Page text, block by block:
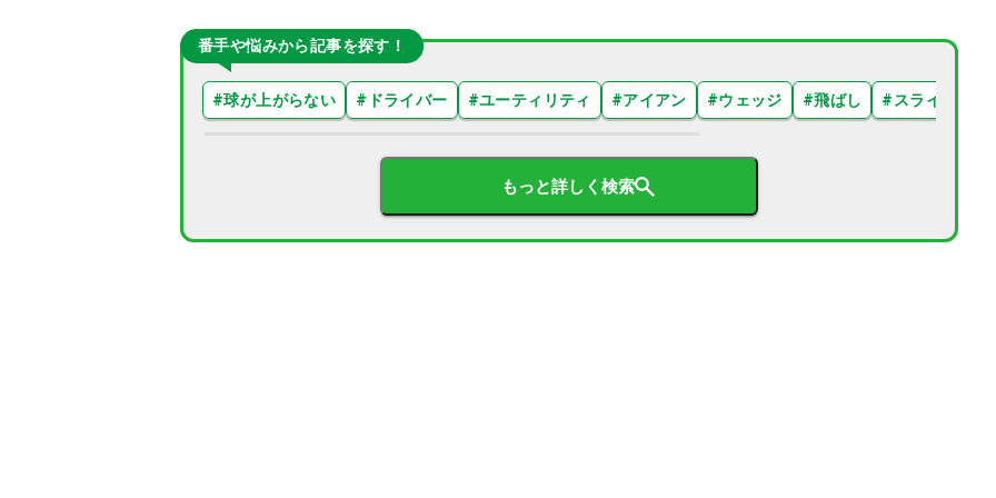
番手や悩みから記事を探す！
#球が上がらない # ドライバー #ユーティリティ #アイアン #ウェッジ #飛ばし #スライス
もっと詳しく検索